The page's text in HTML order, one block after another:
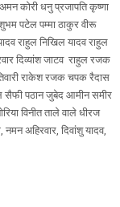
कोरी धनु प्रजापति कृष्णा
पटेल पम्मा ठाकुर वीरू
राहुल निखिल यादव राहुल
दिव्यांश जाटव राहुल रजक
राकेश रजक चपक रैदास
सैफी पठान जुबेद आमीन समीर
विनीत ताले वाले धीरज
नमन अहिरवार, दिवांशु यादव,